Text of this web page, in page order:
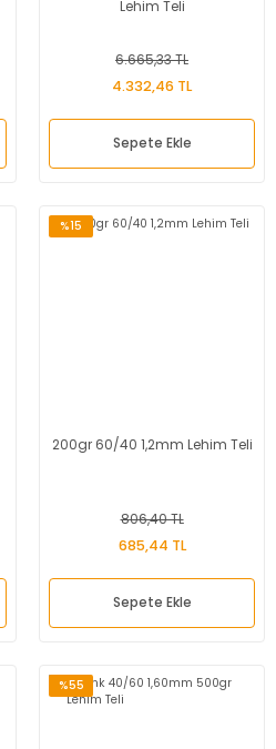
Lehim Teli
6.665,33 TL
4.332,46 TL
Sepete Ekle
%15
200gr 60/40 1,2mm Lehim Teli
806,40 TL
685,44 TL
Sepete Ekle
%55